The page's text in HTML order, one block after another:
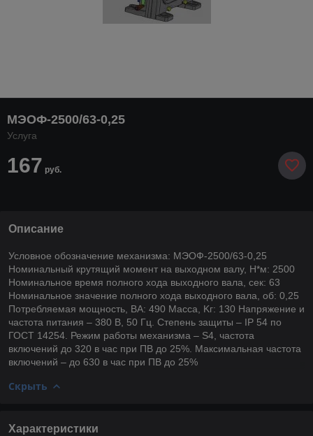
МЭОФ-2500/63-0,25
Услуга
167 руб.
Описание
Условное обозначение механизма: МЭОФ-2500/63-0,25
Номинальный крутящий момент на выходном валу, Н*м: 2500
Номинальное время полного хода выходного вала, сек: 63
Номинальное значение полного хода выходного вала, об: 0,25
Потребляемая мощность, ВА: 490 Macca, Kг: 130 Напряжение и
частота питания – 380 В, 50 Гц. Степень защиты – IP 54 по
ГОСТ 14254. Режим работы механизма – S4, частота
включений до 320 в час при ПВ до 25%. Максимальная частота
включений – до 630 в час при ПВ до 25%
Скрыть
Характеристики